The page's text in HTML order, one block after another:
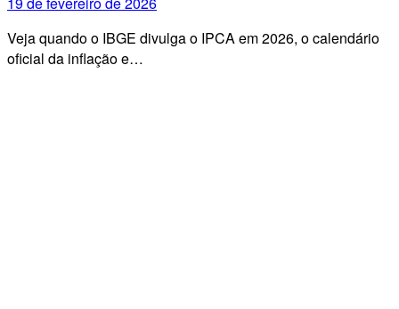
Veja quando o IBGE divulga o IPCA em 2026, o calendário
oficial da inflação e…